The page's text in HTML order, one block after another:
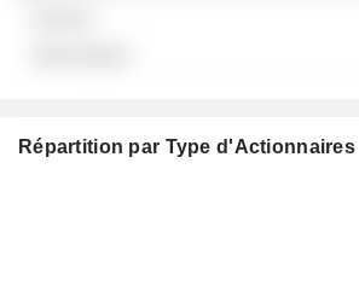
Répartition par Type d'Actionnaires